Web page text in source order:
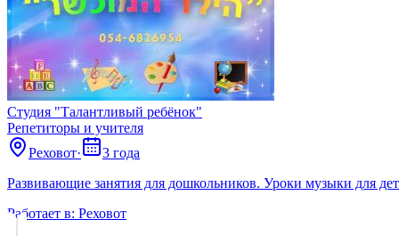
Студия "Талантливый ребёнок"
Репетиторы и учителя
Реховот·
3 года
Развивающие занятия для дошкольников. Уроки музыки для
Работает в: Реховот